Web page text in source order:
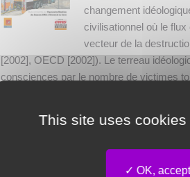
changement
civilisationnel où le
vecteur de la
[2002], OECD [2002]). Le terreau
consciences par le nombre de victimes
volonté des institutions internationales
This site uses
OK, accept